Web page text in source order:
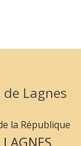
Lagnes
la République